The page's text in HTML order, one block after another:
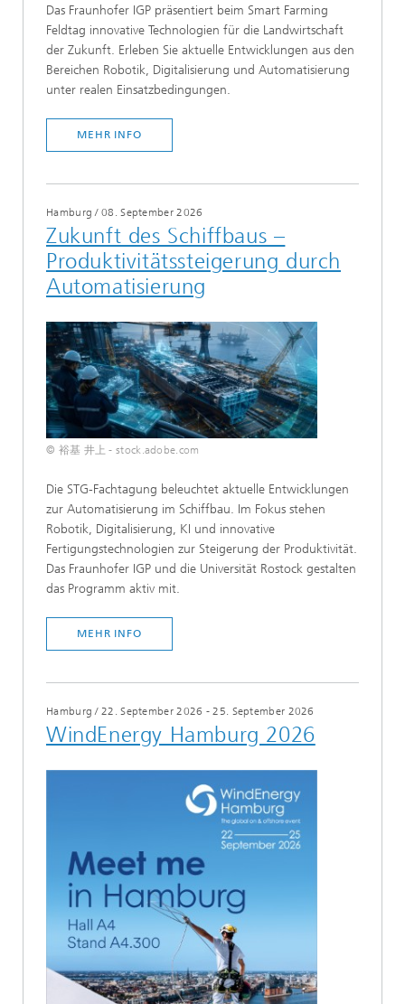
Das Fraunhofer IGP präsentiert beim Smart Farming
Feldtag innovative Technologien für die Landwirtschaft
der Zukunft. Erleben Sie aktuelle Entwicklungen aus den
Bereichen Robotik, Digitalisierung und Automatisierung
unter realen Einsatzbedingungen.
MEHR INFO
Hamburg /08. September 2026
Zukunft des Schiffbaus –
Produktivitätssteigerung durch
Automatisierung
© 裕基 井上 - stock.adobe.com
Die STG-Fachtagung beleuchtet aktuelle Entwicklungen
zur Automatisierung im Schiffbau. Im Fokus stehen
Robotik, Digitalisierung, KI und innovative
Fertigungstechnologien zur Steigerung der Produktivität.
Das Fraunhofer IGP und die Universität Rostock gestalten
das Programm aktiv mit.
MEHR INFO
Hamburg / 22. September 2026 - 25. September 2026
WindEnergy Hamburg 2026